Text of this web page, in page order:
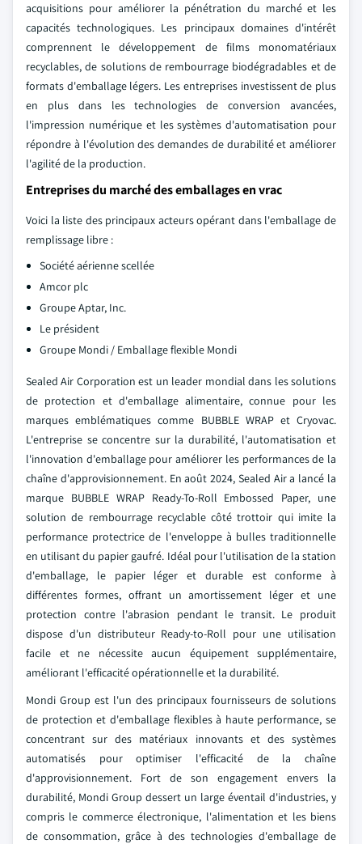
acquisitions pour améliorer la pénétration du marché et les
capacités technologiques. Les principaux domaines d'intérêt
comprennent le développement de films monomatériaux
recyclables, de solutions de rembourrage biodégradables et de
formats d'emballage légers. Les entreprises investissent de plus
en plus dans les technologies de conversion avancées,
l'impression numérique et les systèmes d'automatisation pour
répondre à l'évolution des demandes de durabilité et améliorer
l'agilité de la production.
Entreprises du marché des emballages en vrac
Voici la liste des principaux acteurs opérant dans l'emballage de
remplissage libre :
Société aérienne scellée
Amcor plc
Groupe Aptar, Inc.
Le président
Groupe Mondi / Emballage flexible Mondi
Sealed Air Corporation est un leader mondial dans les solutions
de protection et d'emballage alimentaire, connue pour les
marques emblématiques comme BUBBLE WRAP et Cryovac.
L'entreprise se concentre sur la durabilité, l'automatisation et
l'innovation d'emballage pour améliorer les performances de la
chaîne d'approvisionnement. En août 2024, Sealed Air a lancé la
marque BUBBLE WRAP Ready-To-Roll Embossed Paper, une
solution de rembourrage recyclable côté trottoir qui imite la
performance protectrice de l'enveloppe à bulles traditionnelle
en utilisant du papier gaufré. Idéal pour l'utilisation de la station
d'emballage, le papier léger et durable est conforme à
différentes formes, offrant un amortissement léger et une
protection contre l'abrasion pendant le transit. Le produit
dispose d'un distributeur Ready-to-Roll pour une utilisation
facile et ne nécessite aucun équipement supplémentaire,
améliorant l'efficacité opérationnelle et la durabilité.
Mondi Group est l'un des principaux fournisseurs de solutions
de protection et d'emballage flexibles à haute performance, se
concentrant sur des matériaux innovants et des systèmes
automatisés pour optimiser l'efficacité de la chaîne
d'approvisionnement. Fort de son engagement envers la
durabilité, Mondi Group dessert un large éventail d'industries, y
compris le commerce électronique, l'alimentation et les biens
de consommation, grâce à des technologies d'emballage de